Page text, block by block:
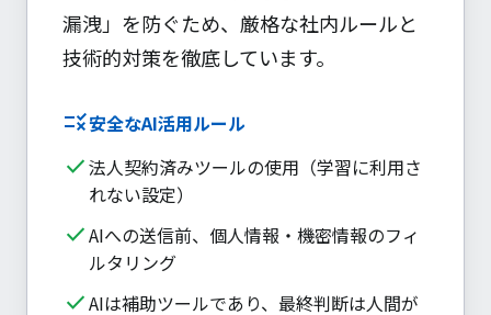
漏洩」を防ぐため、厳格な社内ルールと
技術的対策を徹底しています。
rule安全なAI活用ルール
done法人契約済みツールの使用（学習に利用さ
れない設定）
doneAIへの送信前、個人情報・機密情報のフィ
ルタリング
doneAIは補助ツールであり、最終判断は人間が